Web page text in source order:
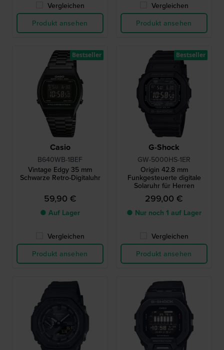
Vergleichen
Produkt ansehen
Vergleichen
Produkt ansehen
Casio
B640WB-1BEF
Vintage Edgy 35 mm
Schwarze Retro-Digitaluhr
59,90 €
● Auf Lager
Vergleichen
Produkt ansehen
Bestseller
G-Shock
GW-5000HS-1ER
Origin 42.8 mm
Funkgesteuerte digitale
Solaruhr für Herren
299,00 €
● Nur noch 1 auf Lager
Vergleichen
Produkt ansehen
Bestseller